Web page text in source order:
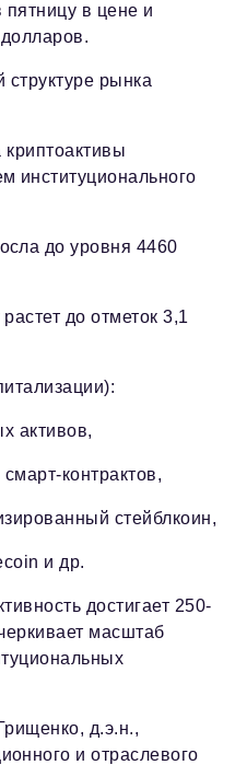
пятницу в цене и
рынка
институционального
до уровня 4460
до отметок 3,1
активов,
контрактов,
стейблкоин,
и др.
достигает 250-
масштаб
д.э.н.,
и отраслевого